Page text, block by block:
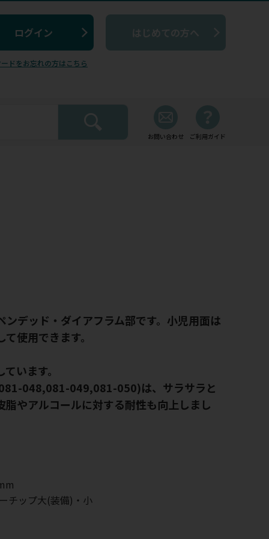
ドをお忘れの方はこちら
はじめての方へ
お問い合わせ ご利用ガイド
デッド・ダイアフラム部です。小児用面は
使用できます。
います。
048,081-049,081-050)は、サラサラと
やアルコールに対する耐性も向上しまし
チップ大(装備)・小